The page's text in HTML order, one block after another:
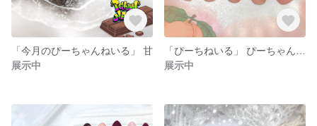
「今月のぴーちゃんねいる」 甘
展示中
展示中